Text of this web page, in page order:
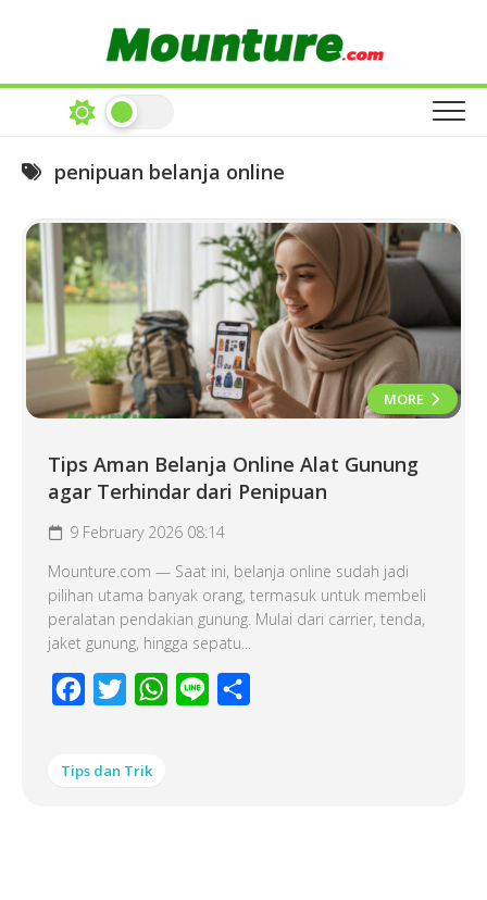
penipuan belanja online
MORE
Tips Aman Belanja Online Alat Gunung
agar Terhindar dari Penipuan
9 February 2026 08:14
Mounture.com — Saat ini, belanja online sudah jadi
pilihan utama banyak orang, termasuk untuk membeli
peralatan pendakian gunung. Mulai dari carrier, tenda,
jaket gunung, hingga sepatu...
Facebook
Twitter WhatsApp
Line
Tips dan Trik